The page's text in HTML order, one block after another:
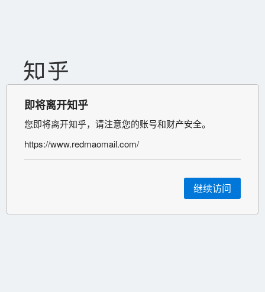
即将离开知乎
您即将离开知乎，请注意您的账号和财产安全。
https://www.redmaomail.com/
继续访问